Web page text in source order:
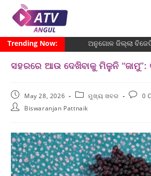
Trending Now: ଅନୁଗୋଳ ଜିଲ୍ଲା ବିଜେଡି
ସହରରେ ଆଉ ଦେଖିବାକୁ ମିଳୁନି
May 28, 2026 ମୁଖ୍ୟ ଖବର
0
Biswaranjan Pattnaik